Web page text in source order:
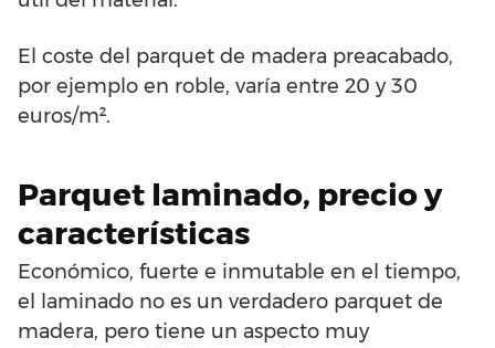
El coste del parquet de madera preacabado,
por ejemplo en roble, varía entre 20 y 30
euros/m².
Parquet laminado, precio y
características
Económico, fuerte e inmutable en el tiempo,
el laminado no es un verdadero parquet de
madera, pero tiene un aspecto muy